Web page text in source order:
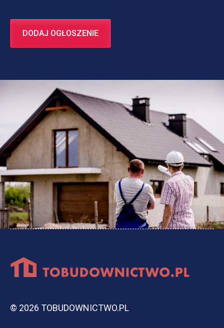
DODAJ OGŁOSZENIE
© 2026 TOBUDOWNICTWO.PL